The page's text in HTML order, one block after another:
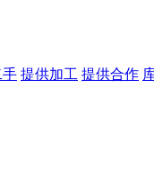
手 提供加工 提供合作